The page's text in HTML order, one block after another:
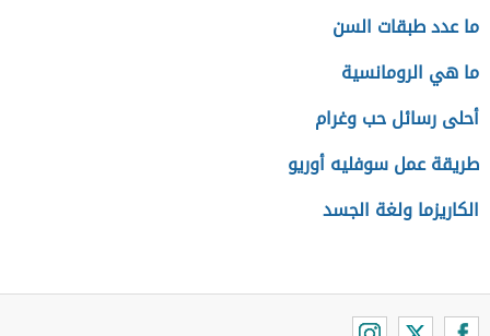
ما عدد طبقات السن
ما هي الرومانسية
أحلى رسائل حب وغرام
طريقة عمل سوفليه أوريو
الكاريزما ولغة الجسد